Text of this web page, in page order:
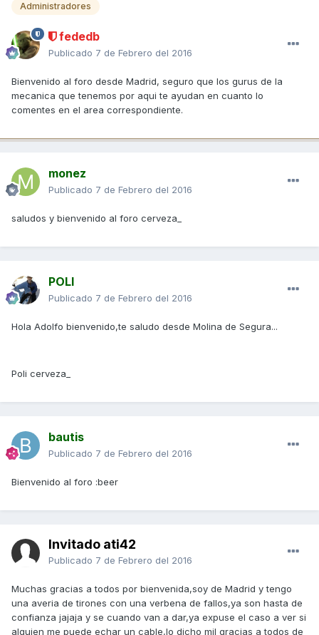
Administradores
fededb
Publicado 7 de Febrero del 2016
Bienvenido al foro desde Madrid, seguro que los gurus de la
mecanica que tenemos por aqui te ayudan en cuanto lo
comentes en el area correspondiente.
monez
Publicado 7 de Febrero del 2016
saludos y bienvenido al foro cerveza_
POLI
Publicado 7 de Febrero del 2016
Hola Adolfo bienvenido,te saludo desde Molina de Segura...
Poli cerveza_
bautis
Publicado 7 de Febrero del 2016
Bienvenido al foro :beer
Invitado ati42
Publicado 7 de Febrero del 2016
Muchas gracias a todos por bienvenida,soy de Madrid y tengo
una averia de tirones con una verbena de fallos,ya son hasta de
confianza jajaja y se cuando van a dar,ya expuse el caso a ver si
alguien me puede echar un cable,lo dicho mil gracias a todos de